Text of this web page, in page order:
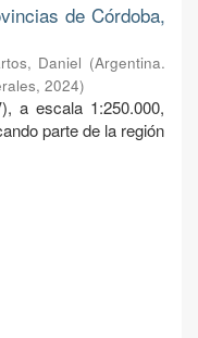
de Córdoba,
Daniel (Argentina.
,2024)
a escala 1:250.000,
parte de la región